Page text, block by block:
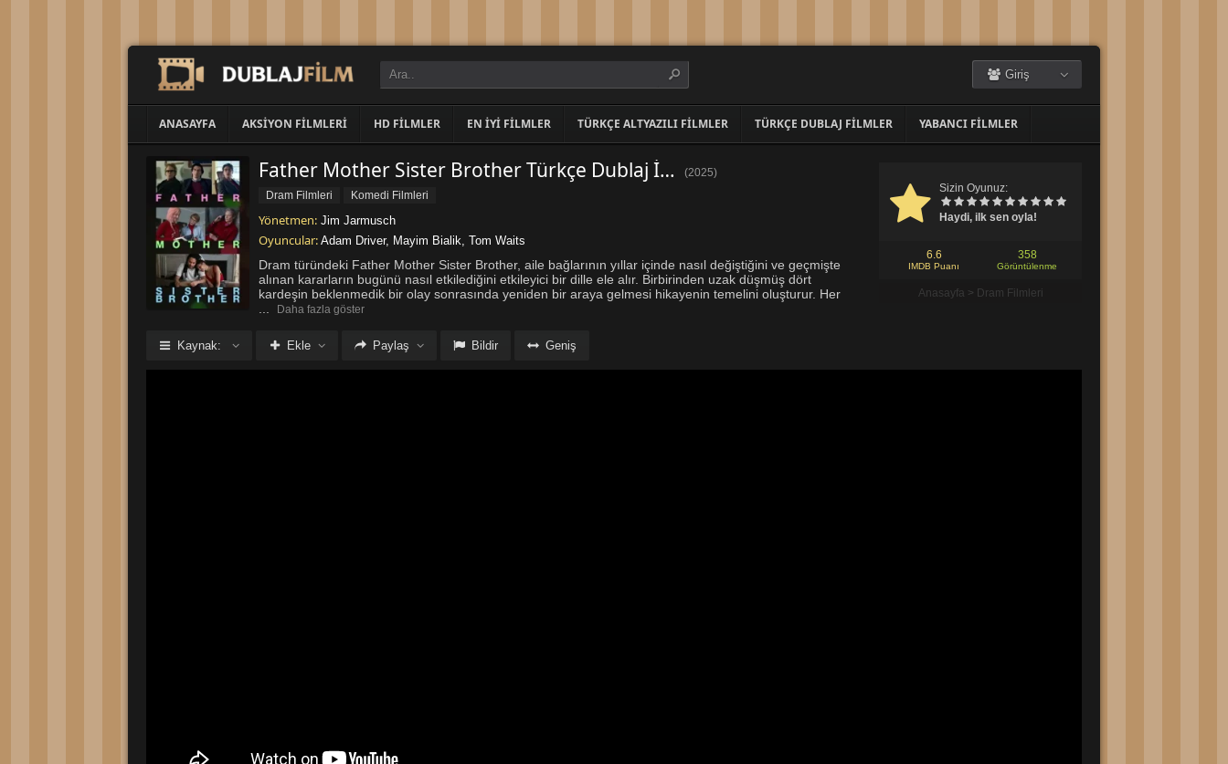
Giriş
ANASAYFA AKSIYON FILMLERI HD FILMLER EN İYI FILMLER TÜRKÇE ALTYAZILI FILMLER TÜRKÇE DUBLAJ FILMLER YABANCI FILMLER
Sizin Oyunuz:
Haydi, ilk sen oyla!
6.6
IMDB Puanı
358
Görüntülenme
Anasayfa > Dram Filmleri
Father Mother Sister Brother Türkçe Dublaj İzle (2025)
Dram Filmleri
Komedi Filmleri
Yönetmen: Jim Jarmusch
Oyuncular: Adam Driver, Mayim Bialik, Tom Waits
Dram türündeki Father Mother Sister Brother, aile bağlarının yıllar içinde nasıl değiştiğini ve geçmişte
alınan kararların bugünü nasıl etkilediğini etkileyici bir dille ele alır. Birbirinden uzak düşmüş dört
kardeşin beklenmedik bir olay sonrasında yeniden bir araya gelmesi hikayenin temelini oluşturur. Her
Daha fazla göster
Kaynak: Ekle Paylaş Bildir Geniş